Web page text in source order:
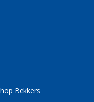
Bekkers